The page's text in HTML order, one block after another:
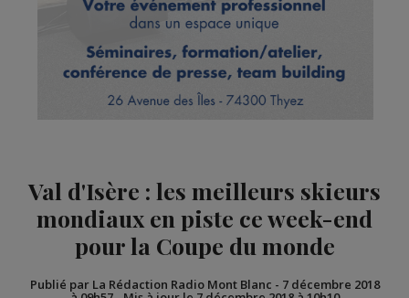
Val d'Isère : les meilleurs skieurs
mondiaux en piste ce week-end
pour la Coupe du monde
Publié par La Rédaction Radio Mont Blanc - 7 décembre 2018